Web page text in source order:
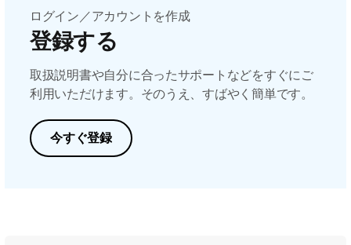
ログイン／アカウントを作成
登録する
取扱説明書や自分に合ったサポートなどをすぐにご
利用いただけます。そのうえ、すばやく簡単です。
今すぐ登録